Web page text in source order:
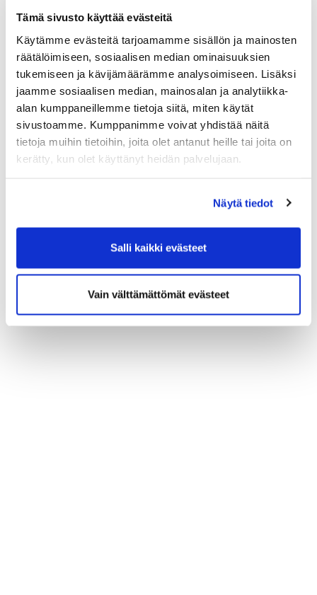
Tämä sivusto käyttää evästeitä
Käytämme evästeitä tarjoamamme sisällön ja mainosten
räätälöimiseen, sosiaalisen median ominaisuuksien
tukemiseen ja kävijämäärämme analysoimiseen. Lisäksi
jaamme sosiaalisen median, mainosalan ja analytiikka-
alan kumppaneillemme tietoja siitä, miten käytät
sivustoamme. Kumppanimme voivat yhdistää näitä
tietoja muihin tietoihin, joita olet antanut heille tai joita on
kerätty, kun olet käyttänyt heidän palvelujaan.
Näytä tiedot
Salli kaikki evästeet
Vain välttämättömät evästeet
uutiskirjeen
Olen lukenut tietosuojaselosteen ja
hyväksyn henkilötietojeni käsittelyn (*)
(*) Tieto on pakollinen